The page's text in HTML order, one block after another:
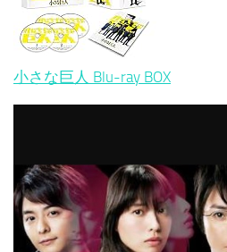
小さな巨人 Blu-ray BOX